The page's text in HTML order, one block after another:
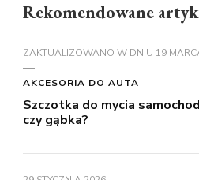
Rekomendowane
ZAKTUALIZOWANO W DNIU 19
AKCESORIA DO AUTA
Szczotka do mycia
czy gąbka?